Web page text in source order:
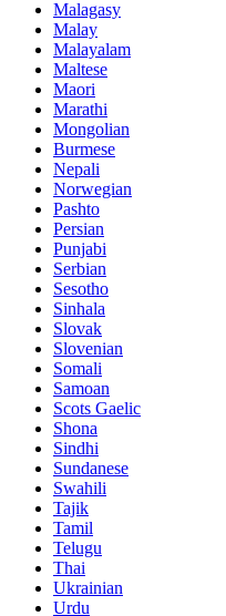
Malagasy
Malay
Malayalam
Maltese
Maori
Marathi
Mongolian
Burmese
Nepali
Norwegian
Pashto
Persian
Punjabi
Serbian
Sesotho
Sinhala
Slovak
Slovenian
Somali
Samoan
Scots Gaelic
Shona
Sindhi
Sundanese
Swahili
Tajik
Tamil
Telugu
Thai
Ukrainian
Urdu